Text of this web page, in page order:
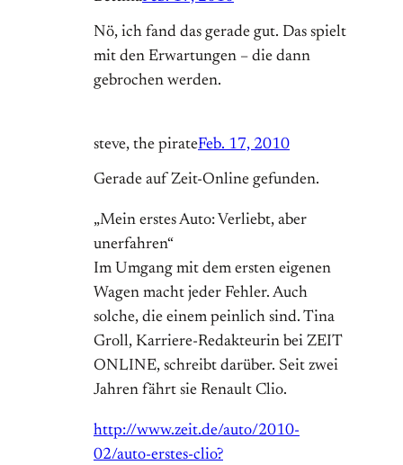
Nö, ich fand das gerade gut. Das spielt
mit den Erwartungen – die dann
gebrochen werden.
steve, the pirateFeb. 17, 2010
Gerade auf Zeit-Online gefunden.
„Mein erstes Auto: Verliebt, aber
unerfahren“
Im Umgang mit dem ersten eigenen
Wagen macht jeder Fehler. Auch
solche, die einem peinlich sind. Tina
Groll, Karriere-Redakteurin bei ZEIT
ONLINE, schreibt darüber. Seit zwei
Jahren fährt sie Renault Clio.
http://www.zeit.de/auto/2010-
02/auto-erstes-clio?